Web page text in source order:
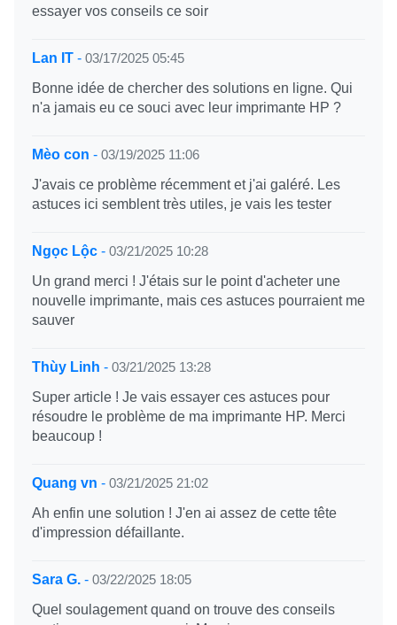
essayer vos conseils ce soir
Lan IT - 03/17/2025 05:45
Bonne idée de chercher des solutions en ligne. Qui
n'a jamais eu ce souci avec leur imprimante HP ?
Mèo con - 03/19/2025 11:06
J'avais ce problème récemment et j'ai galéré. Les
astuces ici semblent très utiles, je vais les tester
Ngọc Lộc - 03/21/2025 10:28
Un grand merci ! J'étais sur le point d'acheter une
nouvelle imprimante, mais ces astuces pourraient me
sauver
Thùy Linh - 03/21/2025 13:28
Super article ! Je vais essayer ces astuces pour
résoudre le problème de ma imprimante HP. Merci
beaucoup !
Quang vn - 03/21/2025 21:02
Ah enfin une solution ! J'en ai assez de cette tête
d'impression défaillante.
Sara G. - 03/22/2025 18:05
Quel soulagement quand on trouve des conseils